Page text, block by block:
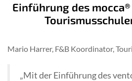
Einführung des
Mario Harrer, F&B Koordinator,
„Mit der Einführung des